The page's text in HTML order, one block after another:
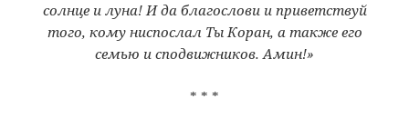
солнце и луна! И да благослови и приветствуй
того, кому ниспослал Ты Коран, а также его
семью и сподвижников. Амин!»
* * *